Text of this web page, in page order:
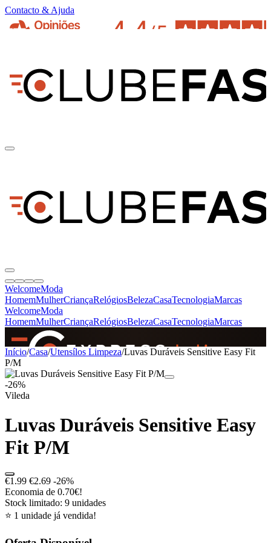
Contacto & Ajuda
WelcomeModa
HomemMulherCriançaRelógiosBelezaCasaTecnologiaMarcas
WelcomeModa
HomemMulherCriançaRelógiosBelezaCasaTecnologiaMarcas
SINCE 2005
+de 36.000 reviews
Início/Casa/Utensílos Limpeza/Luvas Duráveis Sensitive Easy Fit
P/M
-26%
Vileda
Luvas Duráveis Sensitive Easy
Fit P/M
€1.99 €2.69 -26%
Economia de 0.70€!
Stock limitado: 9 unidades
⭐ 1 unidade já vendida!